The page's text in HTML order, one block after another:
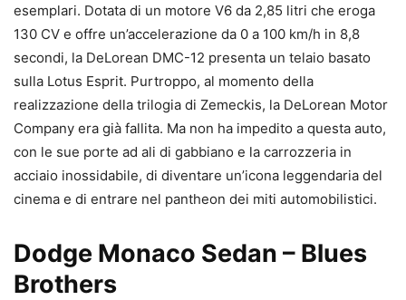
esemplari. Dotata di un motore V6 da 2,85 litri che eroga
130 CV e offre un’accelerazione da 0 a 100 km/h in 8,8
secondi, la DeLorean DMC-12 presenta un telaio basato
sulla Lotus Esprit. Purtroppo, al momento della
realizzazione della trilogia di Zemeckis, la DeLorean Motor
Company era già fallita. Ma non ha impedito a questa auto,
con le sue porte ad ali di gabbiano e la carrozzeria in
acciaio inossidabile, di diventare un’icona leggendaria del
cinema e di entrare nel pantheon dei miti automobilistici.
Dodge Monaco Sedan – Blues
Brothers